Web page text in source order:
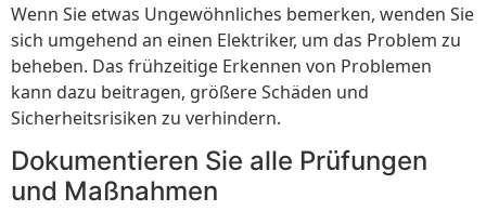
Wenn Sie etwas Ungewöhnliches bemerken, wenden Sie
sich umgehend an einen Elektriker, um das Problem zu
beheben. Das frühzeitige Erkennen von Problemen
kann dazu beitragen, größere Schäden und
Sicherheitsrisiken zu verhindern.
Dokumentieren Sie alle Prüfungen
und Maßnahmen